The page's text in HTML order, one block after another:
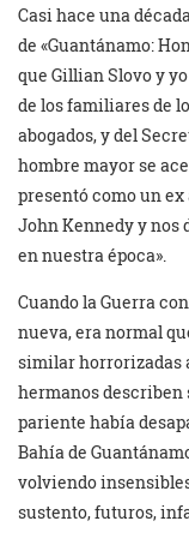
Casi hace una
de «Guantánamo:
que Gillian Slovo y
de los familiares de
abogados, y del
hombre mayor se
presentó como un
John Kennedy y nos
en nuestra época».
Cuando la Guerra
nueva, era normal
similar horrorizadas
hermanos describen
pariente había
Bahía de
volviendo
sustento, futuros,